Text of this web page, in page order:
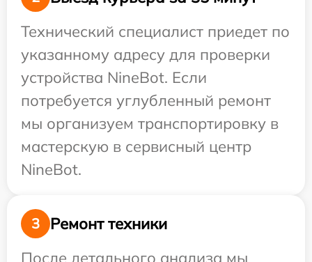
Технический специалист приедет по
указанному адресу для проверки
устройства NineBot. Если
потребуется углубленный ремонт
мы организуем транспортировку в
мастерскую в сервисный центр
NineBot.
3
Ремонт техники